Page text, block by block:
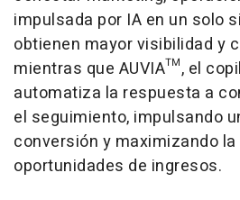
impulsada por IA en un solo
obtienen mayor visibilidad y
mientras que AUVIA™, el
automatiza la respuesta a
el seguimiento, impulsando
conversión y maximizando
oportunidades de ingresos.